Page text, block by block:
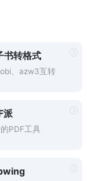
书转格式
、azw3互转
派
PDF工具